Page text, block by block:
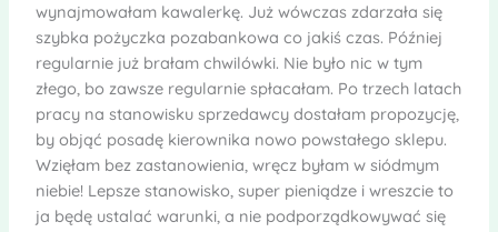
wynajmowałam kawalerkę. Już wówczas zdarzała się
szybka pożyczka pozabankowa co jakiś czas. Później
regularnie już brałam chwilówki. Nie było nic w tym
złego, bo zawsze regularnie spłacałam. Po trzech latach
pracy na stanowisku sprzedawcy dostałam propozycję,
by objąć posadę kierownika nowo powstałego sklepu.
Wzięłam bez zastanowienia, wręcz byłam w siódmym
niebie! Lepsze stanowisko, super pieniądze i wreszcie to
ja będę ustalać warunki, a nie podporządkowywać się